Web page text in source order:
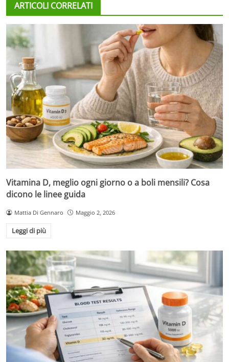
ARTICOLI CORRELATI
Vitamina D, meglio ogni giorno o a boli mensili? Cosa
dicono le linee guida
Mattia Di Gennaro Maggio 2, 2026
Leggi di più